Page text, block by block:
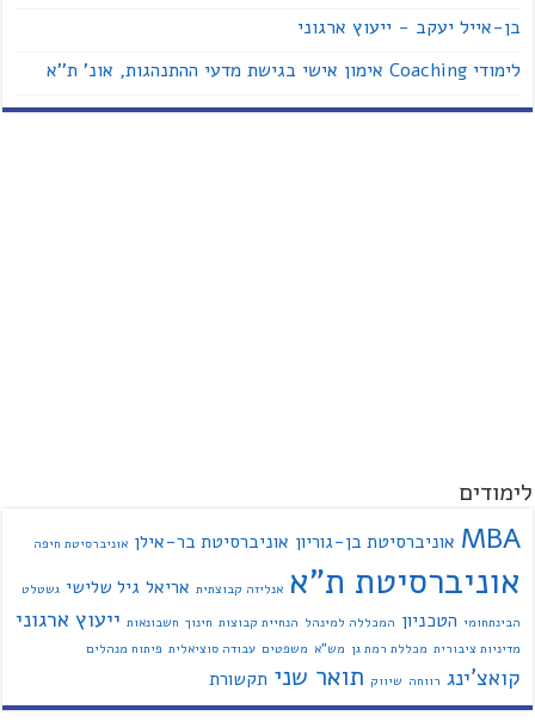
בן-אייל יעקב - ייעוץ ארגוני
לימודי Coaching אימון אישי בגישת מדעי ההתנהגות, אונ' ת''א
לימודים
MBA אוניברסיטת בן-גוריון אוניברסיטת בר-אילן אוניברסיטת חיפה
אוניברסיטת ת"א אנליזה קבוצתית אריאל גיל שלישי גשטלט
הבינתחומי הטכניון המכללה למינהל הנחיית קבוצות חינוך חשבונאות ייעוץ ארגוני
מדיניות ציבורית מכללת רמת גן מש"א משפטים עבודה סוציאלית פיתוח מנהלים
קואצ'ינג רווחה שיווק תואר שני תקשורת